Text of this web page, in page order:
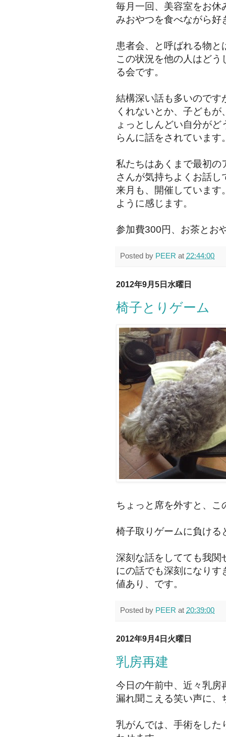
毎月一回、美容室をお休
みおやつを食べながら好
患者会、と呼ばれる物
この状況を他の人はど
る会です。
結構深い話も多いのです
くれないとか、子ども
ょっとしんどい自分が
らんに話をされています
私たちはあくまで最初の
さんが気持ちよくお話
来月も、開催しています
ように感じます。
参加費300円、お茶とお
Posted by PEER at 22:44:00
2012年9月5日水曜日
椅子とりゲーム
ちょっと席を外すと、
椅子取りゲームに負ける
深刻な話をしてても我関
にの話でも深刻になり
値あり、です。
Posted by PEER at 20:39:00
2012年9月4日火曜日
乳房再建
今日の午前中、近々乳房
漏れ聞こえる笑い声に、
乳がんでは、手術をした